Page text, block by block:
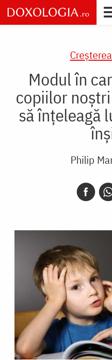
Skip
to
main
Modul în
copiilor
să înțeleagă
Philip